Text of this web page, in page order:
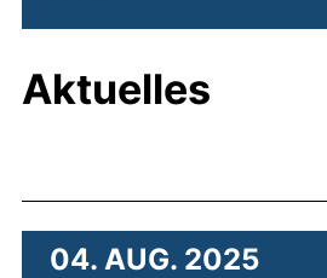
Aktuelles
04. AUG. 2025